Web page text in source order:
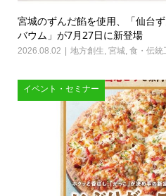
宮城のずんだ餡を使用、「仙台
バウム」が7月27日に新登場
2026.08.02 地方創生, 宮城, 食・伝統
イベント・セミナー